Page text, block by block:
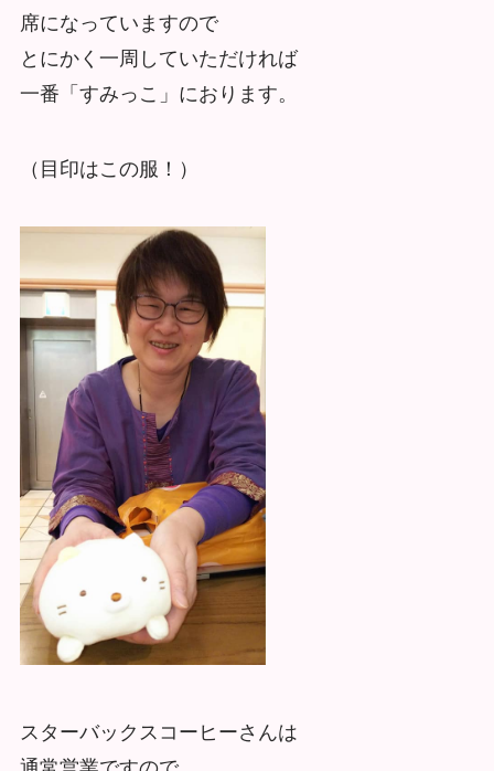
席になっていますので
とにかく一周していただければ
一番「すみっこ」におります。
（目印はこの服！）
スターバックスコーヒーさんは